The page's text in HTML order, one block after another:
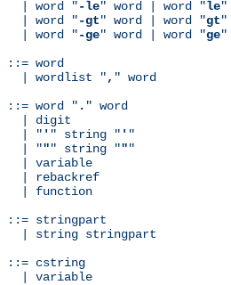
| word "
-le" word | word "le"
| word "
-gt" word | word "gt"
| word "
-ge" word | word "ge"
word
| wordlist "
, " word
word " . " word
| digit
| "
' " string " ' "
| "
"" string """
| variable
| function
stringpart
| string stringpart
::= cstring
| variable